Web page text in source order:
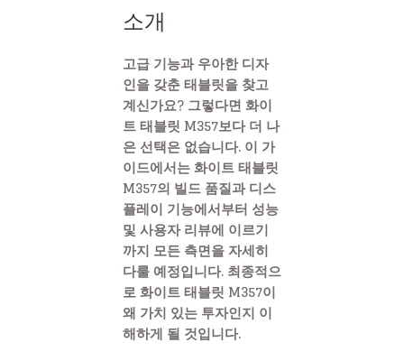
소개
고급 기능과 우아한 디자
인을 갖춘 태블릿을 찾고
계신가요? 그렇다면 화이
트 태블릿 M357보다 더 나
은 선택은 없습니다. 이 가
이드에서는 화이트 태블릿
M357의 빌드 품질과 디스
플레이 기능에서부터 성능
및 사용자 리뷰에 이르기
까지 모든 측면을 자세히
다룰 예정입니다. 최종적으
로 화이트 태블릿 M357이
왜 가치 있는 투자인지 이
해하게 될 것입니다.